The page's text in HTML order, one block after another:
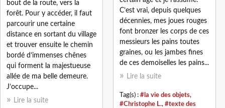
bout de la route, vers la
forêt. Pour y accéder, il faut
parcourir une certaine
distance en sortant du village
et trouver ensuite le chemin
bordé d’immenses chênes
qui forment la majestueuse
allée de ma belle demeure.
J’occupe...
Lire la suite
C’est vrai, depuis quelques
décennies, mes joues rouges
font bronzer les corps de ces
messieurs les pains toutes
graines, ou les jambes fines
de ces demoiselles les pains...
Lire la suite
Tag(s) : #la vie des objets,
#Christophe L., #texte des